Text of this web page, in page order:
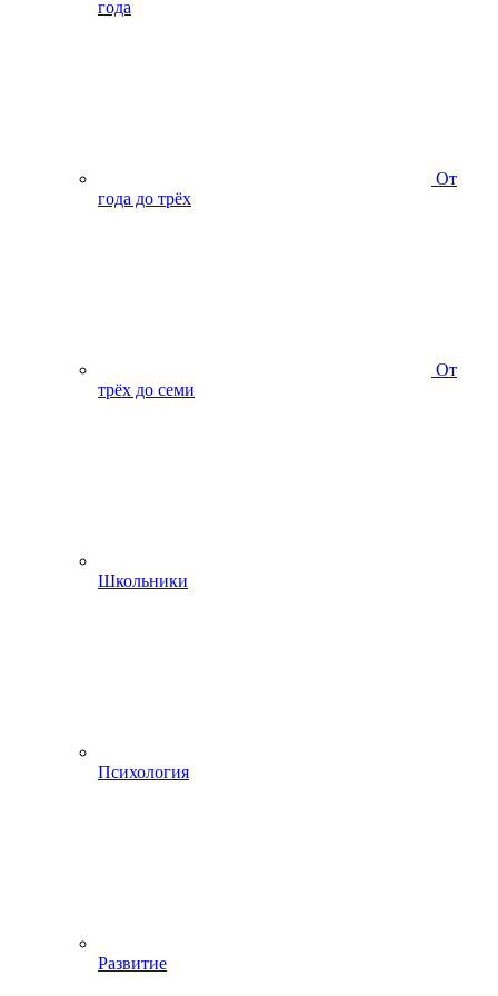
года
От
года до трёх
От
трёх до семи
Школьники
Психология
Развитие